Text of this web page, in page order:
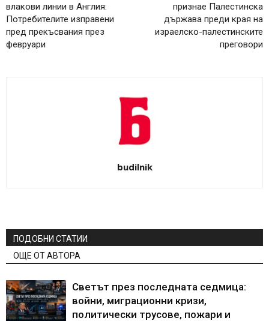
влакови линии в Англия:
Потребителите изправени
пред прекъсвания през
февруари
признае Палестинска
държава преди края на
израелско-палестинските
преговори
budilnik
ПОДОБНИ СТАТИИ
ОЩЕ ОТ АВТОРА
Светът през последната седмица:
войни, миграционни кризи,
политически трусове, пожари и